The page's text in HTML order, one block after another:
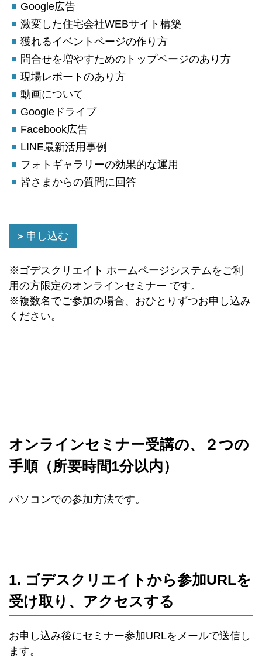
Google広告
激変した住宅会社WEBサイト構築
獲れるイベントページの作り方
問合せを増やすためのトップページのあり方
現場レポートのあり方
動画について
Googleドライブ
Facebook広告
LINE最新活用事例
フォトギャラリーの効果的な運用
皆さまからの質問に回答
申し込む
※ゴデスクリエイト ホームページシステムをご利
用の方限定のオンラインセミナー です。
※複数名でご参加の場合、おひとりずつお申し込み
ください。
オンラインセミナー受講の、２つの
手順（所要時間1分以内）
パソコンでの参加方法です。
1. ゴデスクリエイトから参加URLを
受け取り、アクセスする
お申し込み後にセミナー参加URLをメールで送信し
ます。